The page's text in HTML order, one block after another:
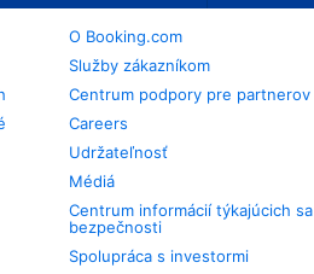
O Booking.com
Služby zákazníkom
Centrum podpory pre partnerov
Careers
Udržateľnosť
Médiá
Centrum informácií týkajúcich sa
bezpečnosti
Spolupráca s investormi